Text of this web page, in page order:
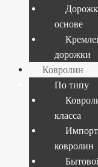
›
Ковер Shaggy
Ковер
1×4 м
основе
дорожки
Ковролин
По типу
класса
ковролин